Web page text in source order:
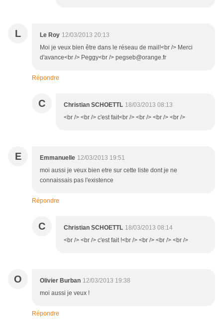
L Le Roy 12/03/2013 20:13
Moi je veux bien être dans le réseau de mail!<br /> Merci
d'avance<br /> Peggy<br /> pegseb@orange.fr
Répondre
C Christian SCHOETTL 18/03/2013 08:13
<br /> <br /> c'est fait<br /> <br /> <br /> <br />
E Emmanuelle 12/03/2013 19:51
moi aussi je veux bien etre sur cette liste dont je ne
connaissais pas l'existence
Répondre
C Christian SCHOETTL 18/03/2013 08:14
<br /> <br /> c'est fait !<br /> <br /> <br /> <br />
O Olivier Burban 12/03/2013 19:38
moi aussi je veux !
Répondre